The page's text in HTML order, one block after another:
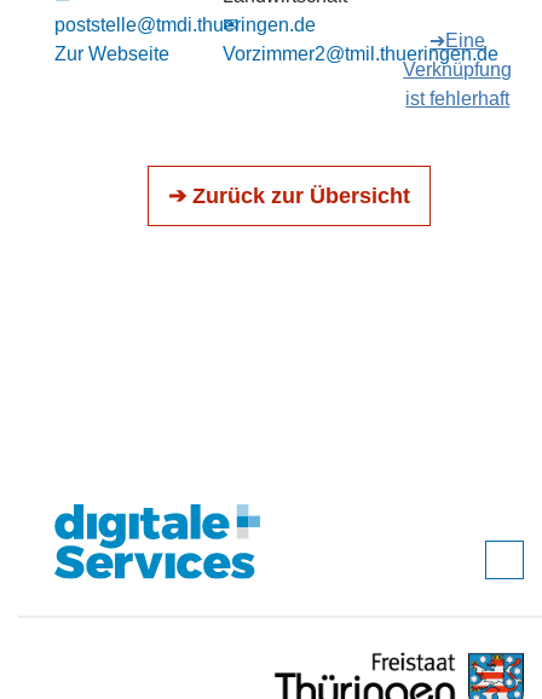
poststelle@tmdi.thueringen.de
Zur Webseite
✉
Vorzimmer2@tmil.thueringen.de
➔Eine
Verknüpfung
ist fehlerhaft
➔ Zurück zur Übersicht